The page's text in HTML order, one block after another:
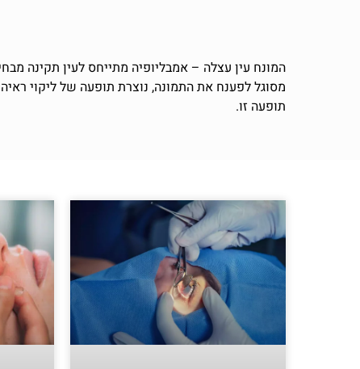
המונח עין עצלה – אמבליופיה מתייחס לעין תקינה
תופעה זו.